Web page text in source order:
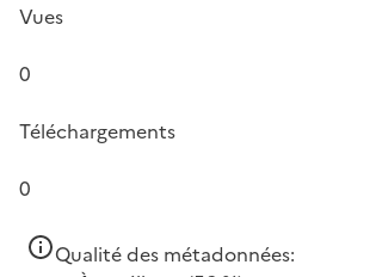
Vues
0
Téléchargements
0
Qualité des métadonnées: